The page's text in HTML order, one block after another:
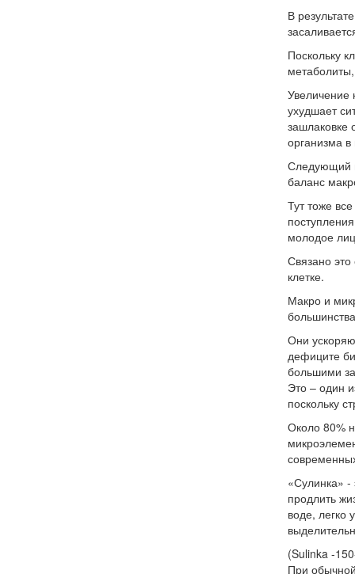
В
Поскольку
Увеличение
ухудшает
зашлаковке
организма в
Следующий
баланс
Тут тоже
молодое
Связано
клетке.
Макро и
Они
дефиците
большими
Это – один
поскольку
Около 80%
«Сулинка» -
продлить
воде, легко
(Sulinka -
При